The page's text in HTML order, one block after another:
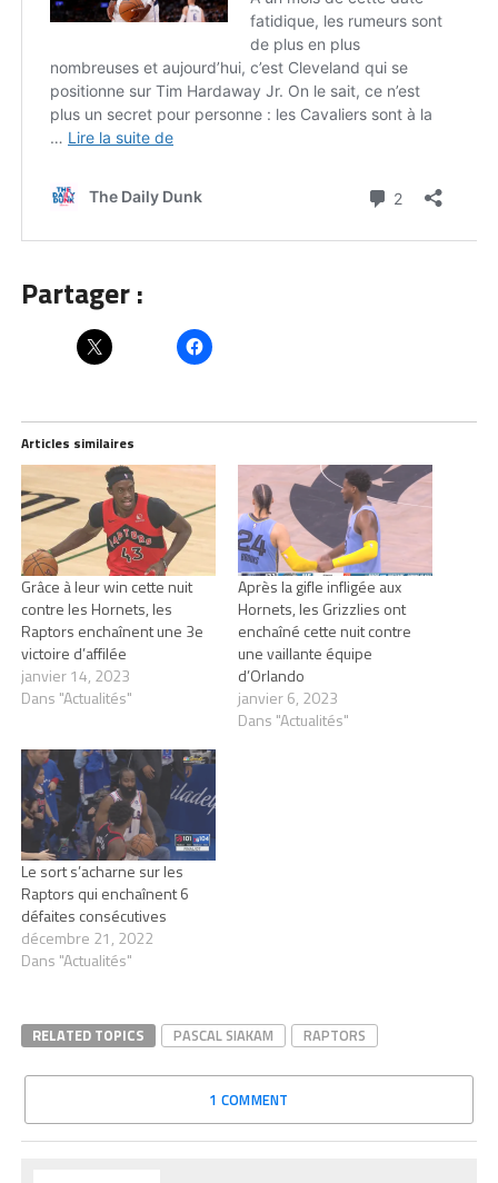
Partager :
Articles similaires
Grâce à leur win cette nuit
contre les Hornets, les
Raptors enchaînent une 3e
victoire d’affilée
janvier 14, 2023
Dans "Actualités"
Après la gifle infligée aux
Hornets, les Grizzlies ont
enchaîné cette nuit contre
une vaillante équipe
d’Orlando
janvier 6, 2023
Dans "Actualités"
Le sort s’acharne sur les
Raptors qui enchaînent 6
défaites consécutives
décembre 21, 2022
Dans "Actualités"
RELATED TOPICS PASCAL SIAKAM RAPTORS
1 COMMENT